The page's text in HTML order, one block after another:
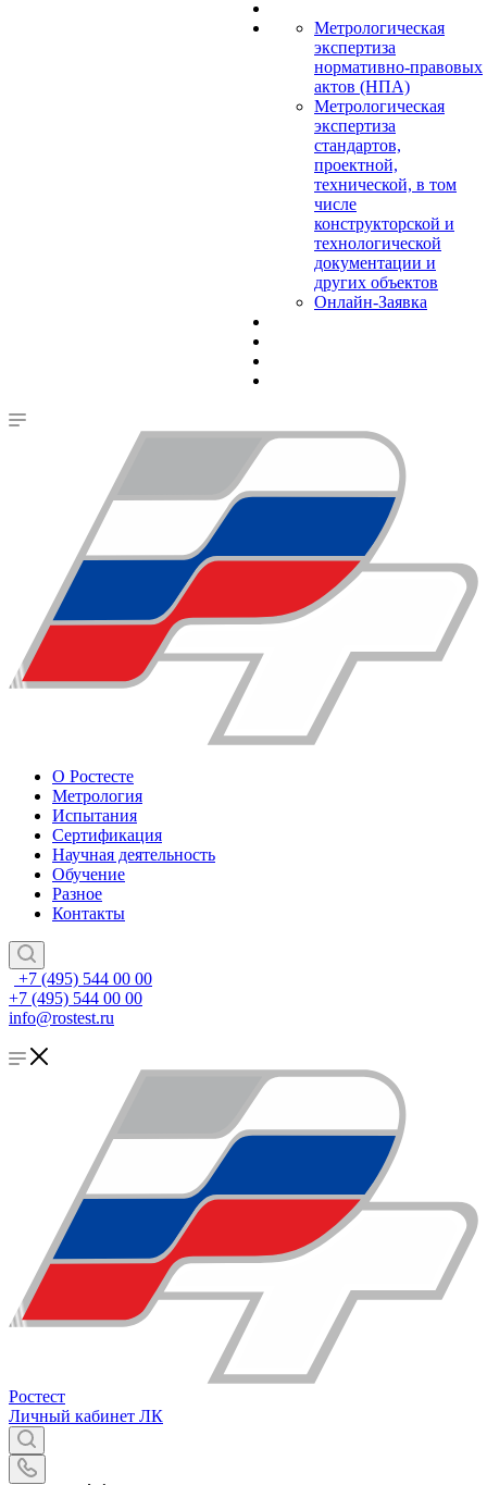
Метрологическая
экспертиза
нормативно-правовых
актов (НПА)
Метрологическая
экспертиза
стандартов,
проектной,
технической, в том
числе
конструкторской и
технологической
документации и
других объектов
Онлайн-Заявка
О Ростесте
Метрология
Испытания
Сертификация
Научная деятельность
Обучение
Разное
Контакты
+7 (495) 544 00 00
+7 (495) 544 00 00
info@rostest.ru
Ростест
Личный кабинет ЛК